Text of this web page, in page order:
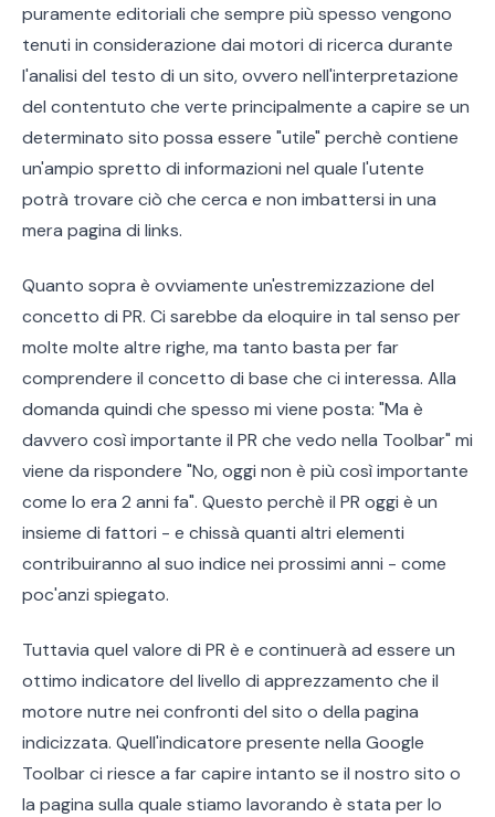
puramente editoriali che sempre più spesso vengono
tenuti in considerazione dai motori di ricerca durante
l'analisi del testo di un sito, ovvero nell'interpretazione
del contentuto che verte principalmente a capire se un
determinato sito possa essere "utile" perchè contiene
un'ampio spretto di informazioni nel quale l'utente
potrà trovare ciò che cerca e non imbattersi in una
mera pagina di links.
Quanto sopra è ovviamente un'estremizzazione del
concetto di PR. Ci sarebbe da eloquire in tal senso per
molte molte altre righe, ma tanto basta per far
comprendere il concetto di base che ci interessa. Alla
domanda quindi che spesso mi viene posta: "Ma è
davvero così importante il PR che vedo nella Toolbar" mi
viene da rispondere "No, oggi non è più così importante
come lo era 2 anni fa". Questo perchè il PR oggi è un
insieme di fattori - e chissà quanti altri elementi
contribuiranno al suo indice nei prossimi anni - come
poc'anzi spiegato.
Tuttavia quel valore di PR è e continuerà ad essere un
ottimo indicatore del livello di apprezzamento che il
motore nutre nei confronti del sito o della pagina
indicizzata. Quell'indicatore presente nella Google
Toolbar ci riesce a far capire intanto se il nostro sito o
la pagina sulla quale stiamo lavorando è stata per lo